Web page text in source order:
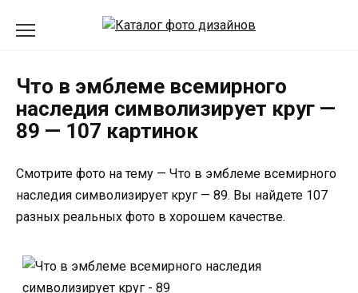
Что в эмблеме всемирного
наследия символизирует круг —
89 — 107 картинок
Смотрите фото на тему — Что в эмблеме всемирного
наследия символизирует круг — 89. Вы найдете 107
разных реальных фото в хорошем качестве.